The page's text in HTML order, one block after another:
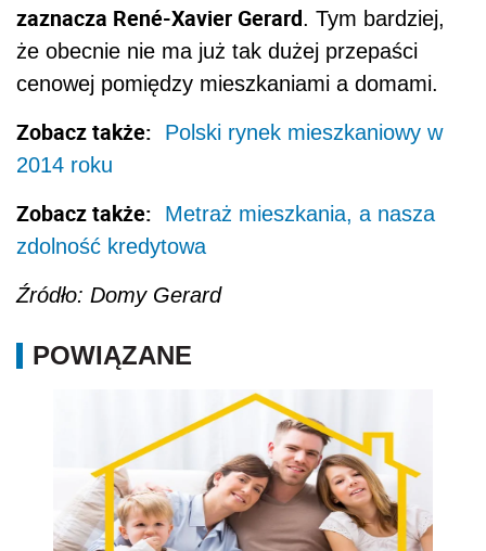
zaznacza René-Xavier Gerard. Tym bardziej,
że obecnie nie ma już tak dużej przepaści
cenowej pomiędzy mieszkaniami a domami.
Zobacz także:
Polski rynek mieszkaniowy w
2014 roku
Zobacz także:
Metraż mieszkania, a nasza
zdolność kredytowa
Źródło: Domy Gerard
POWIĄZANE